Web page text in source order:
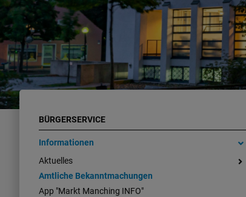
BÜRGERSERVICE
Informationen
Aktuelles
Amtliche Bekanntmachungen
App "Markt Manching INFO"